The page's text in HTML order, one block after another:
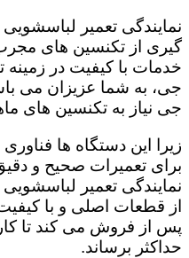
نمایندگی تعمیر
گیری از تکنسین های
خدمات با کیفیت در زمینه
جی، به شما عزیزان می
جی نیاز به تکنسین های
زیرا این دستگاه ها
برای تعمیرات صحیح و
نمایندگی تعمیر
از قطعات اصلی و با
پس از فروش می کند تا
حداکثر برساند.